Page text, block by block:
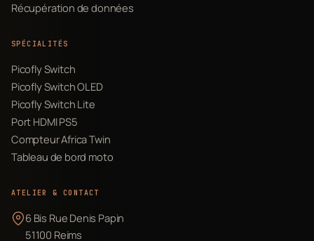
Récupération de données
SPÉCIALITÉS
Picofly Switch
Picofly Switch OLED
Picofly Switch Lite
Port HDMI PS5
Compteur Africa Twin
Tableau de bord moto
ATELIER & CONTACT
6 Bis Rue Denis Papin
51100 Reims